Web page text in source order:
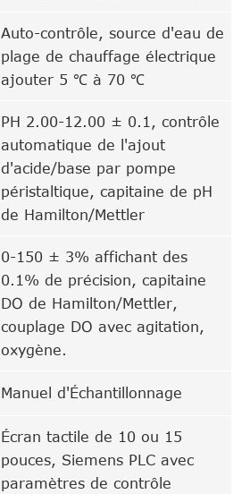
Auto-contrôle, source d'eau de
plage de chauffage électrique
ajouter 5 ℃ à 70 ℃
PH 2.00-12.00 ± 0.1, contrôle
automatique de l'ajout
d'acide/base par pompe
péristaltique, capitaine de pH
de Hamilton/Mettler
0-150 ± 3% affichant des
0.1% de précision, capitaine
DO de Hamilton/Mettler,
couplage DO avec agitation,
oxygène.
Manuel d'Échantillonnage
Écran tactile de 10 ou 15
pouces, Siemens PLC avec
paramètres de contrôle